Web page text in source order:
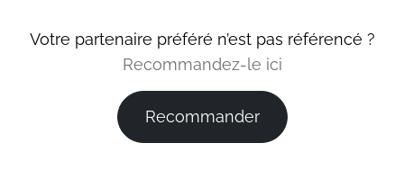
Votre partenaire préféré n’est pas référencé ?
Recommandez-le ici
Recommander